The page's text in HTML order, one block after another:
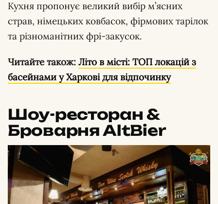
Кухня пропонує великий вибір м’ясних
страв, німецьких ковбасок, фірмових тарілок
та різноманітних фрі-закусок.
Читайте також: Літо в місті: ТОП локацій з
басейнами у Харкові для відпочинку
Шоу-ресторан &
Броварня AltBier